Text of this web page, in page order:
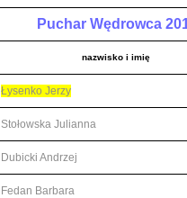
Puchar Wędrowca
nazwisko i imię
Łysenko Jerzy
Stołowska Julianna
Dubicki Andrzej
Fedan Barbara